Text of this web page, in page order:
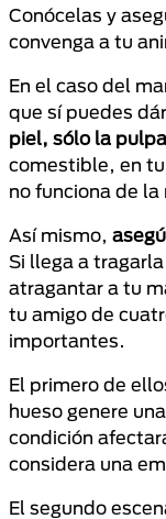
Conócelas y
convenga a tu
En el caso del
que sí puedes
piel, sólo la pulpa
comestible, en
no funciona de
Así mismo,
Si llega a
atragantar a tu
tu amigo de
importantes.
El primero de
hueso genere una
condición
considera una
El segundo